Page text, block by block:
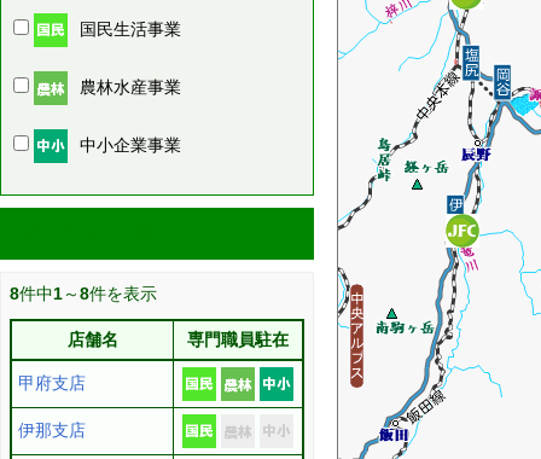
国民生活事業
農林水産事業
中小企業事業
8件中1～8件を表示
店舗名 専門職員駐在
甲府支店
伊那支店